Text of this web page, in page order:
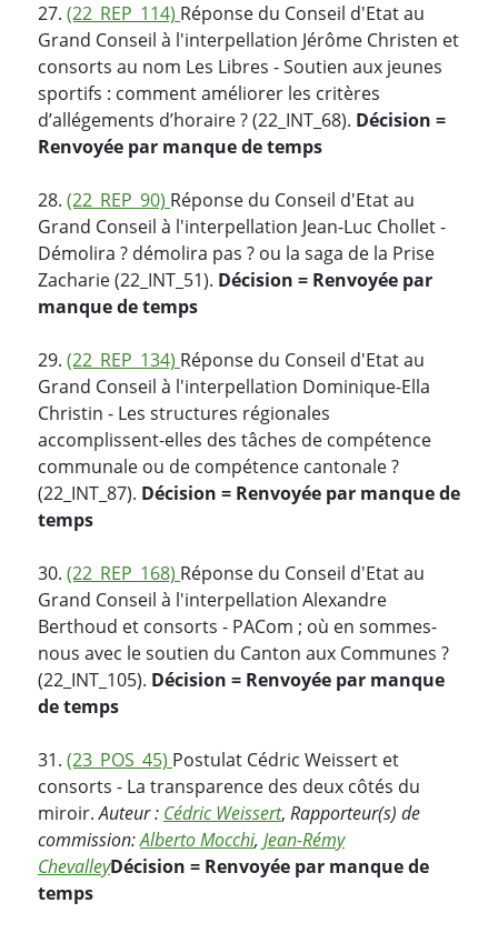
27. (22_REP_114) Réponse du Conseil d'Etat au
Grand Conseil à l'interpellation Jérôme Christen et
consorts au nom Les Libres - Soutien aux jeunes
sportifs : comment améliorer les critères
d’allégements d’horaire ? (22_INT_68). Décision =
Renvoyée par manque de temps
28. (22_REP_90) Réponse du Conseil d'Etat au
Grand Conseil à l'interpellation Jean-Luc Chollet -
Démolira ? démolira pas ? ou la saga de la Prise
Zacharie (22_INT_51). Décision = Renvoyée par
manque de temps
29. (22_REP_134) Réponse du Conseil d'Etat au
Grand Conseil à l'interpellation Dominique-Ella
Christin - Les structures régionales
accomplissent-elles des tâches de compétence
communale ou de compétence cantonale ?
(22_INT_87). Décision = Renvoyée par manque de
temps
30. (22_REP_168) Réponse du Conseil d'Etat au
Grand Conseil à l'interpellation Alexandre
Berthoud et consorts - PACom ; où en sommes-
nous avec le soutien du Canton aux Communes ?
(22_INT_105). Décision = Renvoyée par manque
de temps
31. (23_POS_45) Postulat Cédric Weissert et
consorts - La transparence des deux côtés du
miroir.Auteur : Cédric Weissert, Rapporteur(s) de
commission:Alberto Mocchi, Jean-Rémy
ChevalleyDécision = Renvoyée par manque de
temps